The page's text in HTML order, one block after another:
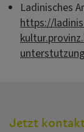
Ladinisches
https://
unterstutzung
Jetzt